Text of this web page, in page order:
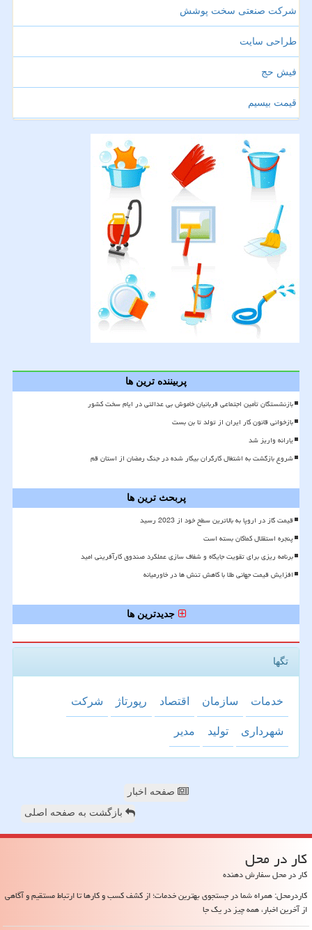
شرکت صنعتی سخت پوشش
طراحی سایت
فیش حج
قیمت بیسیم
پربیننده ترین ها
بازنشستگان تأمین اجتماعی قربانیان خاموش بی عدالتی در ایام سخت کشور
بازخوانی قانون کار ایران از تولد تا بن بست
یارانه واریز شد
شروع بازگشت به اشتغال کارگران بیکار شده در جنگ رمضان از استان قم
پربحث ترین ها
قیمت گاز در اروپا به بالاترین سطح خود از 2023 رسید
پنجره استقلال کماکان بسته است
برنامه ریزی برای تقویت جایگاه و شفاف سازی عملکرد صندوق کارآفرینی امید
افزایش قیمت جهانی طلا با کاهش تنش ها در خاورمیانه
جدیدترین ها
تگها
خدمات سازمان اقتصاد رپورتاژ شركت
شهرداری تولید مدیر
صفحه اخبار
بازگشت به صفحه اصلی
كار در محل
کار در محل سفارش دهنده
کاردرمحل: همراه شما در جستجوی بهترین خدمات؛ از کشف کسب و کارها تا ارتباط مستقیم و آگاهی
از آخرین اخبار، همه چیز در یک جا